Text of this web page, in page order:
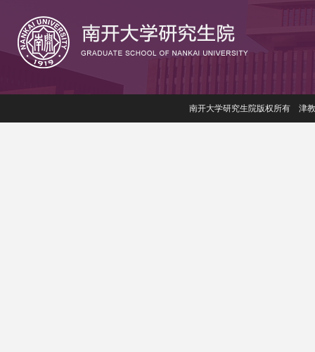
南开大学研究生院版权所有 津